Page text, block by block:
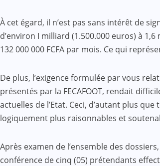
À cet égard, il n’est pas sans intérêt de
d’environ I milliard (1.500.000 euros) à
132 000 000 FCFA par mois. Ce qui
De plus, l’exigence formulée par vous
présentés par la FECAFOOT, rendait
actuelles de l’Etat. Ceci, d’autant plus
logiquement plus raisonnables et
Après examen de l’ensemble des
conférence de cinq (05) prétendants